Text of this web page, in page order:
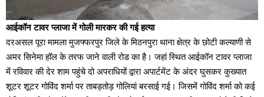
आईकॉन टावर प्लाजा में गोली मारकर की गई हत्या
दरअसल पूरा मामला मुजफ्फरपुर जिले के मिठनपुरा थाना क्षेत्र के छोटी कल्याणी से
अमर सिनेमा हॉल के तरफ जाने वाली रोड का है। जहां स्थित आईकॉन टावर प्लाजा
में रविवार की देर शाम पहुंचे दो अपराधियों द्वारा अपार्टमेंट के अंदर घुसकर कुख्यात
शूटर शूटर गोविंद शर्मा पर ताबड़तोड़ गोलियां बरसाई गई। जिसमें गोविंद शर्मा को कई